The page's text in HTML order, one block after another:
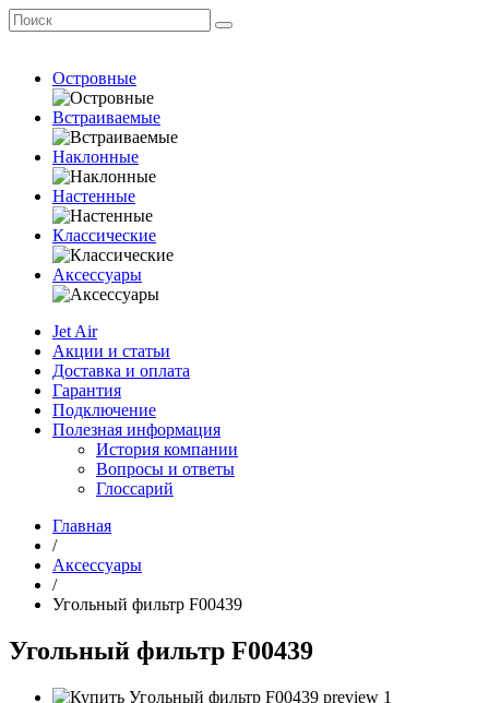
Островные
Встраиваемые
Наклонные
Настенные
Классические
Аксессуары
Jet Air
Акции и статьи
Доставка и оплата
Гарантия
Подключение
Полезная информация
История компании
Вопросы и ответы
Глоссарий
Главная
/
Аксессуары
/
Угольный фильтр F00439
Угольный фильтр F00439